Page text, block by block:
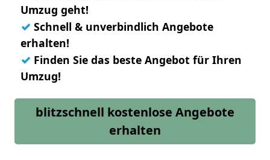
Umzug geht!
✓ Schnell & unverbindlich Angebote
erhalten!
✓ Finden Sie das beste Angebot für Ihren
Umzug!
blitzschnell kostenlose Angebote
erhalten